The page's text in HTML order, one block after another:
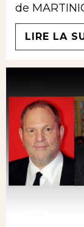
de
LIRE LA